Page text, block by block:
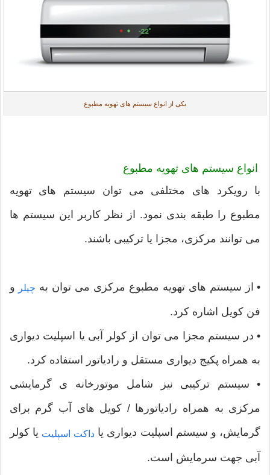
یکی از انواع سیستم های تهویه مطبوع
انواع سیستم های تهویه مطبوع
با رویکرد های مختلفی می توان سیستم های تهویه
مطبوع را طبقه بندی نمود. از نظر کاربر این سیستم ها
می توانند مرکزی، مجزا یا ترکیبی باشند.
• از سیستم های تهویه مطبوع مرکزی می توان به چیلر و
فن کویل اشاره کرد.
• در سیستم مجزا می توان از کولر آبی یا اسپلیت دیواری
به همراه پکیج دیواری مستقل و رادیاتور استفاده کرد.
• سیستم ترکیبی نیز شامل موتورخانه ی گرمایشی
مرکزی به همراه رادیاتورها / کویل های آب گرم برای
گرمایش، و سیستم اسپلیت دیواری یاداکت اسپلیت یا کولر
آبی جهت سرمایش است.